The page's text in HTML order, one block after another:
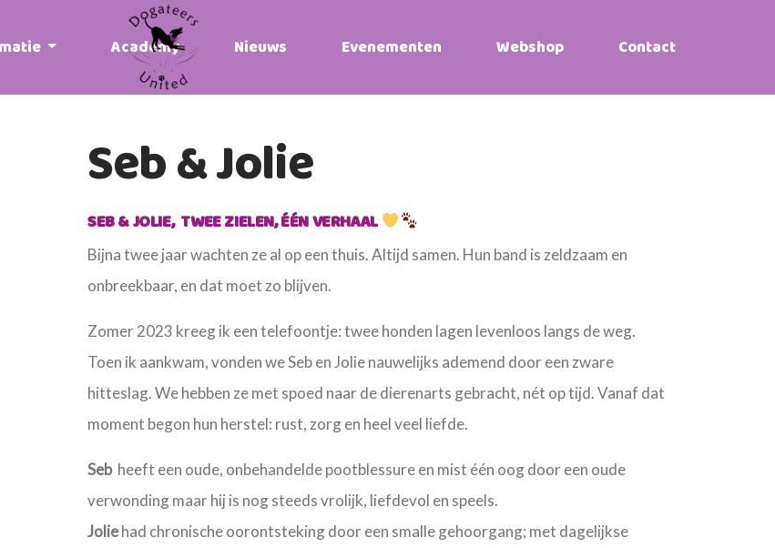
Academy Nieuws Evenementen Webshop Contact
Seb & Jolie
SEB & JOLIE, TWEE ZIELEN, ÉÉN VERHAAL
Bijna twee jaar wachten ze al op een thuis. Altijd samen. Hun band is zeldzaam en
onbreekbaar, en dat moet zo blijven.
Zomer 2023 kreeg ik een telefoontje: twee honden lagen levenloos langs de weg.
Toen ik aankwam, vonden we Seb en Jolie nauwelijks ademend door een zware
hitteslag. We hebben ze met spoed naar de dierenarts gebracht, nét op tijd. Vanaf dat
moment begon hun herstel: rust, zorg en heel veel liefde.
Sebheeft een oude, onbehandelde pootblessure en mist één oog door een oude
verwonding maar hij is nog steeds vrolijk, liefdevol en speels.
Joliehad chronische oorontsteking door een smalle gehoorgang; met dagelijkse